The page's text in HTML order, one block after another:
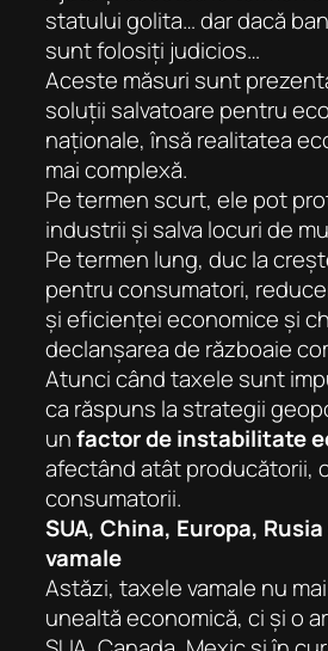
statului golita… dar dacă
sunt folosiți judicios…
Aceste măsuri sunt
soluții salvatoare pentru
naționale, însă realitatea
mai complexă.
Pe termen scurt, ele pot
industrii și salva locuri de
Pe termen lung, duc la
pentru consumatori,
și eficienței economice și
declanșarea de războaie
Atunci când taxele sunt
ca răspuns la strategii
unfactor de instabilitate
afectând atât producătorii,
consumatorii.
SUA, China, Europa,
vamale
Astăzi, taxele vamale nu
unealtă economică, ci și o